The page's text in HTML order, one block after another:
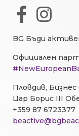
BG Бъди
Официален
Пловдив,
Цар Борис III
+359 87 6723377